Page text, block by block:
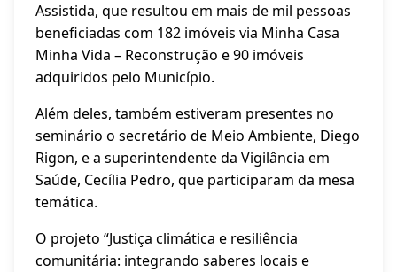
Assistida, que resultou em mais de mil pessoas
beneficiadas com 182 imóveis via Minha Casa
Minha Vida – Reconstrução e 90 imóveis
adquiridos pelo Município.
Além deles, também estiveram presentes no
seminário o secretário de Meio Ambiente, Diego
Rigon, e a superintendente da Vigilância em
Saúde, Cecília Pedro, que participaram da mesa
temática.
O projeto “Justiça climática e resiliência
comunitária: integrando saberes locais e